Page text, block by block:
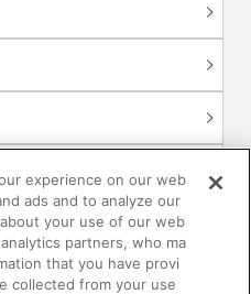
ン
experience on our web
ads and to analyze our
your use of our web
partners, who ma
that you have provi
collected from your use